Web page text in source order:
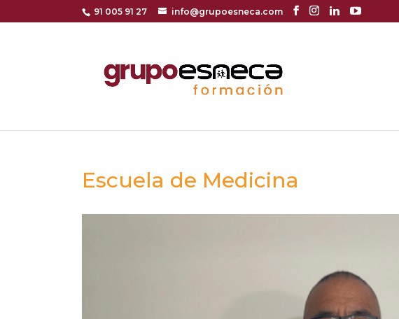
91 005 91 27 info@grupoesneca.com
Escuela de Medicina